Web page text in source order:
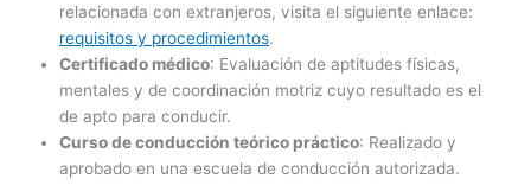
relacionada con extranjeros, visita el siguiente enlace:
requisitos y procedimientos.
Certificado médico: Evaluación de aptitudes físicas,
mentales y de coordinación motriz cuyo resultado es el
de apto para conducir.
Curso de conducción teórico práctico: Realizado y
aprobado en una escuela de conducción autorizada.